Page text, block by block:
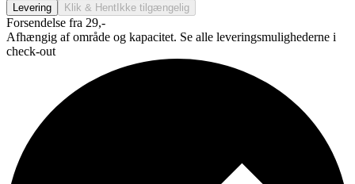
Levering Klik & Hent Ikke tilgængelig
Forsendelse fra 29,-
Afhængig af område og kapacitet. Se alle leveringsmulighederne i
check-out